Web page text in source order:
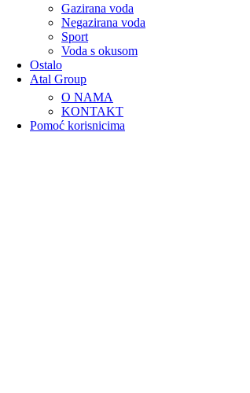
Gazirana voda
Negazirana voda
Sport
Voda s okusom
Ostalo
Atal Group
O NAMA
KONTAKT
Pomoć korisnicima